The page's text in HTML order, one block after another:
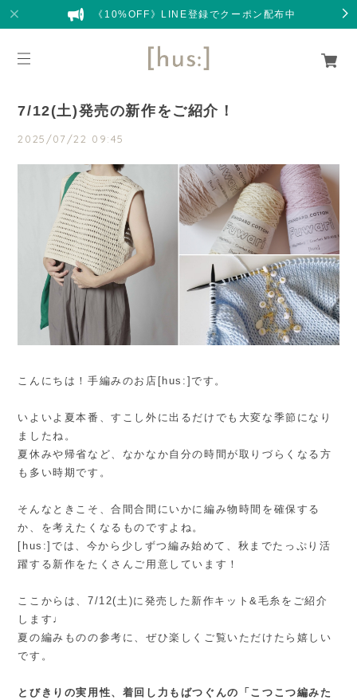
《10%OFF》LINE登録でクーポン配布中
7/12(土)発売の新作をご紹介！
2025/07/22 09:45
こんにちは！手編みのお店[hus:]です。
いよいよ夏本番、すこし外に出るだけでも大変な季節になり
ましたね。
夏休みや帰省など、なかなか自分の時間が取りづらくなる方
も多い時期です。
そんなときこそ、合間合間にいかに編み物時間を確保する
か、を考えたくなるものですよね。
[hus:]では、今から少しずつ編み始めて、秋までたっぷり活
躍する新作をたくさんご用意しています！
ここからは、7/12(土)に発売した新作キット&毛糸をご紹介
します♩
夏の編みものの参考に、ぜひ楽しくご覧いただけたら嬉しい
です。
とびきりの実用性、着回し力もばつぐんの「こつこつ編みた